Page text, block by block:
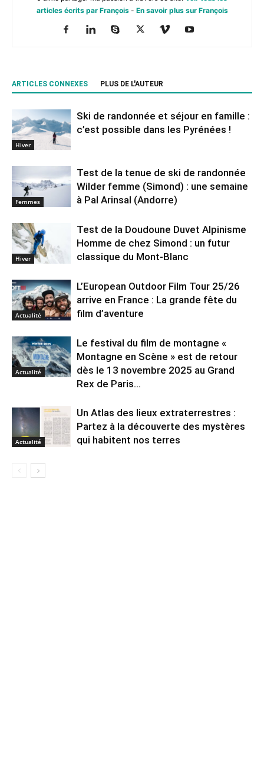
articles écrits par François- En savoir plus sur François
ARTICLES CONNEXES PLUS DE L'AUTEUR
Hiver
Ski de randonnée et séjour en famille :
c’est possible dans les Pyrénées !
Femmes
Test de la tenue de ski de randonnée
Wilder femme (Simond) : une semaine
à Pal Arinsal (Andorre)
Hiver
Test de la Doudoune Duvet Alpinisme
Homme de chez Simond : un futur
classique du Mont-Blanc
Actualité
L’European Outdoor Film Tour 25/26
arrive en France : La grande fête du
film d’aventure
Actualité
Le festival du film de montagne «
Montagne en Scène » est de retour
dès le 13 novembre 2025 au Grand
Rex de Paris...
Actualité
Un Atlas des lieux extraterrestres :
Partez à la découverte des mystères
qui habitent nos terres